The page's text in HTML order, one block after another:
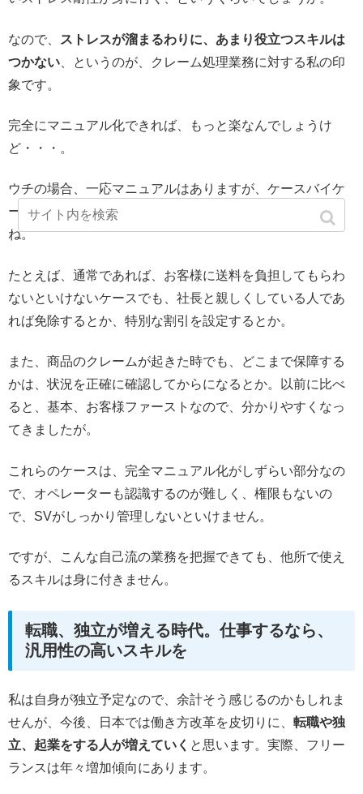
なので、
ストレスが溜まるわりに、あまり役立つスキルは
つかない 、というのが、クレーム処理業務に対する私の印
象です。
完全にマニュアル化できれば、もっと楽なんでしょうけ
ど・・・。
ウチの場合、一応マニュアルはありますが、ケースバイケ
ースで対応しないといけない事例が、３割くらい占めます
ね。
たとえば、通常であれば、お客様に送料を負担してもらわ
ないといけないケースでも、社長と親しくしている人であ
れば免除するとか、特別な割引を設定するとか。
また、商品のクレームが起きた時でも、どこまで保障する
かは、状況を正確に確認してからになるとか。以前に比べ
ると、基本、お客様ファーストなので、分かりやすくなっ
てきましたが。
これらのケースは、完全マニュアル化がしずらい部分なの
で、オペレーターも認識するのが難しく、権限もないの
で、SVがしっかり管理しないといけません。
ですが、こんな自己流の業務を把握できても、他所で使え
るスキルは身に付きません。
転職、独立が増える時代。仕事するなら、
汎用性の高いスキルを
私は自身が独立予定なので、余計そう感じるのかもしれま
せんが、今後、日本では働き方改革を皮切りに、 転職や独
立、起業をする人が増えていく と思います。実際、フリー
ランスは年々増加傾向にあります。